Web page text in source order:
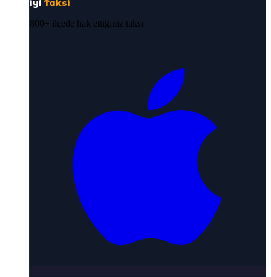
iyi Taksi
800+ ilçede hak ettiğiniz taksi